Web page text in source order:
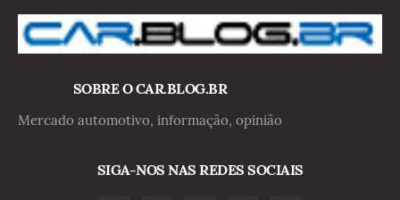
SOBRE O CAR.BLOG.BR
Mercado automotivo, informação, opinião
SIGA-NOS NAS REDES SOCIAIS